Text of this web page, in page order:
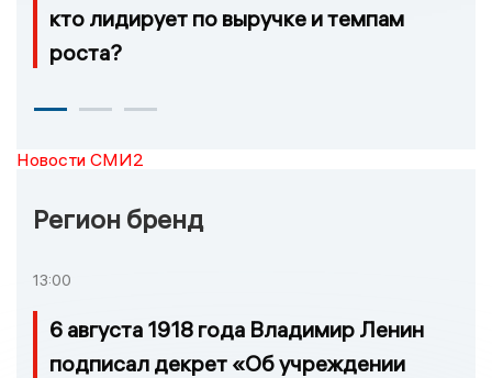
кто лидирует по выручке и темпам
роста?
Новости СМИ2
Регион бренд
13:00
6 августа 1918 года Владимир Ленин
подписал декрет «Об учреждении